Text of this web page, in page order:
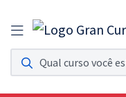
Assinatura Ilimitada
Acesso a todos os cursos.